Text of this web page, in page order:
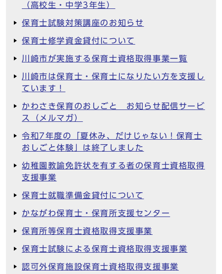
（高校生・中学3年生）
保育士試験対策講座のお知らせ
保育士修学資金貸付について
川崎市が実施する保育士資格取得事業一覧
川崎市は保育士・保育士になりたい方を支援し
ています！
かわさき保育のおしごと お知らせ配信サービ
ス（メルマガ）
令和7年度の「夏休み、だけじゃない！保育士
おしごと体験」は終了しました
幼稚園教諭免許状を有する者の保育士資格取得
支援事業
保育士就職準備金貸付について
かながわ保育士・保育所支援センター
保育所等保育士資格取得支援事業
保育士試験による保育士資格取得支援事業
認可外保育施設保育士資格取得支援事業